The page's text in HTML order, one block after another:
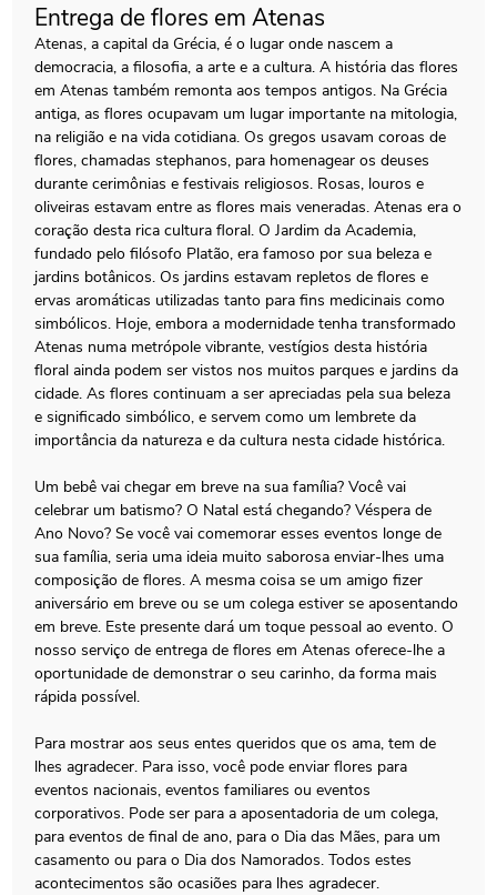
Entrega de flores em Atenas
Atenas, a capital da Grécia, é o lugar onde nascem a
democracia, a filosofia, a arte e a cultura. A história das flores
em Atenas também remonta aos tempos antigos. Na Grécia
antiga, as flores ocupavam um lugar importante na mitologia,
na religião e na vida cotidiana. Os gregos usavam coroas de
flores, chamadas stephanos, para homenagear os deuses
durante cerimônias e festivais religiosos. Rosas, louros e
oliveiras estavam entre as flores mais veneradas. Atenas era o
coração desta rica cultura floral. O Jardim da Academia,
fundado pelo filósofo Platão, era famoso por sua beleza e
jardins botânicos. Os jardins estavam repletos de flores e
ervas aromáticas utilizadas tanto para fins medicinais como
simbólicos. Hoje, embora a modernidade tenha transformado
Atenas numa metrópole vibrante, vestígios desta história
floral ainda podem ser vistos nos muitos parques e jardins da
cidade. As flores continuam a ser apreciadas pela sua beleza
e significado simbólico, e servem como um lembrete da
importância da natureza e da cultura nesta cidade histórica.
Um bebê vai chegar em breve na sua família? Você vai
celebrar um batismo? O Natal está chegando? Véspera de
Ano Novo? Se você vai comemorar esses eventos longe de
sua família, seria uma ideia muito saborosa enviar-lhes uma
composição de flores. A mesma coisa se um amigo fizer
aniversário em breve ou se um colega estiver se aposentando
em breve. Este presente dará um toque pessoal ao evento. O
nosso serviço de entrega de flores em Atenas oferece-lhe a
oportunidade de demonstrar o seu carinho, da forma mais
rápida possível.
Para mostrar aos seus entes queridos que os ama, tem de
lhes agradecer. Para isso, você pode enviar flores para
eventos nacionais, eventos familiares ou eventos
corporativos. Pode ser para a aposentadoria de um colega,
para eventos de final de ano, para o Dia das Mães, para um
casamento ou para o Dia dos Namorados. Todos estes
acontecimentos são ocasiões para lhes agradecer.